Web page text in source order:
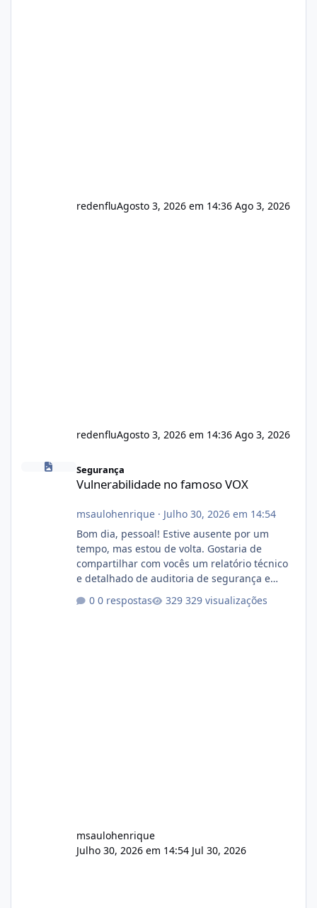
redenfluAgosto 3, 2026 em 14:36 Ago 3, 2026
redenfluAgosto 3, 2026 em 14:36 Ago 3, 2026
Segurança
Vulnerabilidade no famoso VOX
msaulohenrique· Julho 30, 2026 em 14:54
Bom dia, pessoal! Estive ausente por um
tempo, mas estou de volta. Gostaria de
compartilhar com vocês um relatório técnico
e detalhado de auditoria de segurança e
atualmente em circulação e comercialização
0 respostas 329 visualizações
msaulohenrique
Julho 30, 2026 em 14:54 Jul 30, 2026